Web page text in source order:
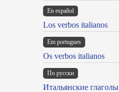
En español
Los verbos italianos
Em portugues
Os verbos italianos
По русски
Итальянские глаголы